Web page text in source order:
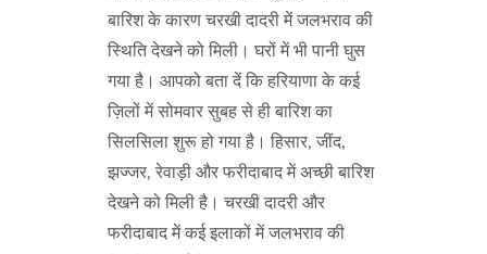
बारिश के कारण चरखी दादरी में जलभराव की
स्थिति देखने को मिली। घरों में भी पानी घुस
गया है। आपको बता दें कि हरियाणा के कई
ज़िलों में सोमवार सुबह से ही बारिश का
सिलसिला शुरू हो गया है। हिसार, जींद,
झज्जर, रेवाड़ी और फरीदाबाद में अच्छी बारिश
देखने को मिली है। चरखी दादरी और
फरीदाबाद में कई इलाकों में जलभराव की